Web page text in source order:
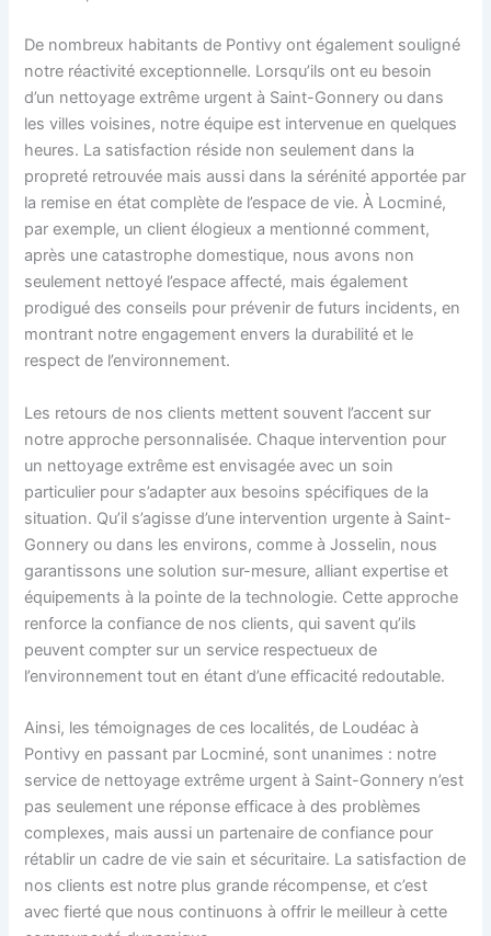
De nombreux habitants de Pontivy ont également souligné
notre réactivité exceptionnelle. Lorsqu’ils ont eu besoin
d’un nettoyage extrême urgent à Saint-Gonnery ou dans
les villes voisines, notre équipe est intervenue en quelques
heures. La satisfaction réside non seulement dans la
propreté retrouvée mais aussi dans la sérénité apportée par
la remise en état complète de l’espace de vie. À Locminé,
par exemple, un client élogieux a mentionné comment,
après une catastrophe domestique, nous avons non
seulement nettoyé l’espace affecté, mais également
prodigué des conseils pour prévenir de futurs incidents, en
montrant notre engagement envers la durabilité et le
respect de l’environnement.
Les retours de nos clients mettent souvent l’accent sur
notre approche personnalisée. Chaque intervention pour
un nettoyage extrême est envisagée avec un soin
particulier pour s’adapter aux besoins spécifiques de la
situation. Qu’il s’agisse d’une intervention urgente à Saint-
Gonnery ou dans les environs, comme à Josselin, nous
garantissons une solution sur-mesure, alliant expertise et
équipements à la pointe de la technologie. Cette approche
renforce la confiance de nos clients, qui savent qu’ils
peuvent compter sur un service respectueux de
l’environnement tout en étant d’une efficacité redoutable.
Ainsi, les témoignages de ces localités, de Loudéac à
Pontivy en passant par Locminé, sont unanimes : notre
service de nettoyage extrême urgent à Saint-Gonnery n’est
pas seulement une réponse efficace à des problèmes
complexes, mais aussi un partenaire de confiance pour
rétablir un cadre de vie sain et sécuritaire. La satisfaction de
nos clients est notre plus grande récompense, et c’est
avec fierté que nous continuons à offrir le meilleur à cette